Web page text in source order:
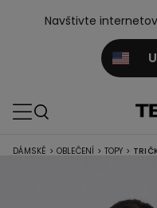
Navštivte
DÁMSKÉ > OBLEČENÍ > TOPY >